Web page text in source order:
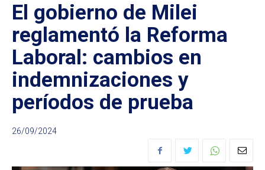
El gobierno de Milei
reglamentó la Reforma
Laboral: cambios en
indemnizaciones y
períodos de prueba
26/09/2024